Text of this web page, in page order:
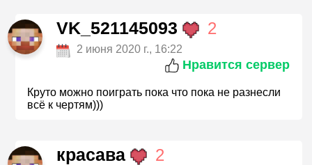
VK_521145093 2
2 июня 2020 г., 16:22
Нравится сервер
Круто можно поиграть пока что пока не разнесли
всё к чертям)))
красава 2